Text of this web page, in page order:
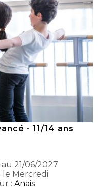
- 11/14 ans
21/06/2027
le Mercredi
: Anais